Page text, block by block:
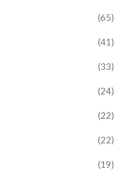
(65)
(41)
(33)
(24)
(22)
(22)
(19)